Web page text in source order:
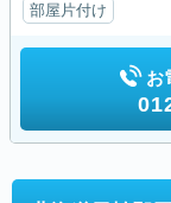
部屋片付け
お